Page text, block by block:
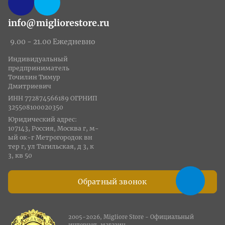
info@migliorestore.ru
9.00 - 21.00 Ежедневно
Обратный звонок
Индивидуальный
предприниматель
Точилин Тимур
Дмитриевич
ИНН 772874566189 ОГРНИП
325508100020350
Юридический адрес:
107143, Россия, Москва г, м-
ый ок-г Метрогородок вн
тер г, ул Тагильская, д 3, к
3, кв 50
2005-2026, Migliore Store - Официальный